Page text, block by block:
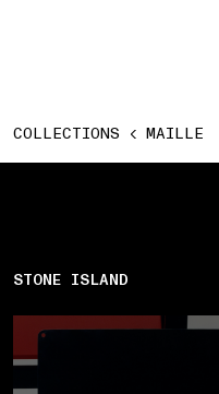
COLLECTIONS MAILLE
STONE ISLAND